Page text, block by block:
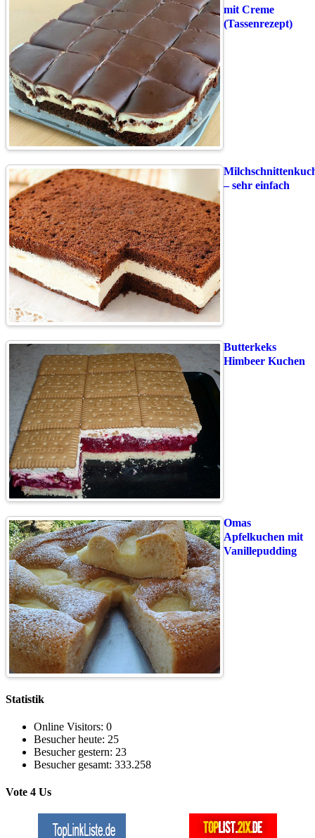
mit Creme
(Tassenrezept)
– sehr einfach
Butterkeks
Himbeer Kuchen
Omas
Apfelkuchen mit
Vanillepudding
Statistik
Online Visitors: 0
Besucher heute: 25
Besucher gestern: 23
Besucher gesamt: 333.258
Vote 4 Us